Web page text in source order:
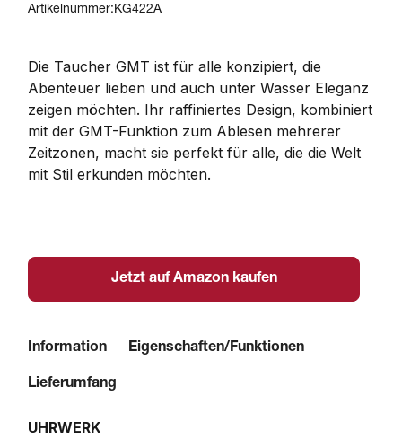
Artikelnummer:KG422A
Die Taucher GMT ist für alle konzipiert, die
Abenteuer lieben und auch unter Wasser Eleganz
zeigen möchten. Ihr raffiniertes Design, kombiniert
mit der GMT-Funktion zum Ablesen mehrerer
Zeitzonen, macht sie perfekt für alle, die die Welt
mit Stil erkunden möchten.
Jetzt auf Amazon kaufen
Information Eigenschaften/Funktionen
Lieferumfang
UHRWERK